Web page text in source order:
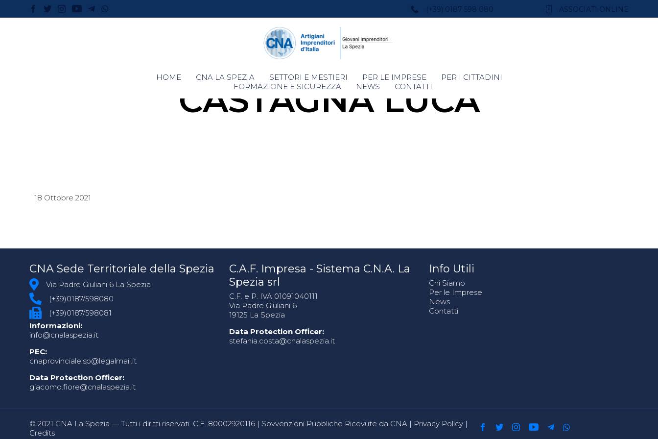
(+39) 0187 598 080 ASSOCIATI ONLINE
Skip
to
HOME CNA LA SPEZIA SETTORI E MESTIERI PER LE IMPRESE
PER I CITTADINI
FORMAZIONE E SICUREZZA
NEWS CONTATTI
CASTAGNA LUCA
18 Ottobre 2021
CNA Sede Territoriale della Spezia
Via Padre Giuliani 6 La Spezia
(+39)0187/598080
(+39)0187/598081
Informazioni:
info@cnalaspezia.it
PEC:
cnaprovinciale.sp@legalmail.it
Data Protection Officer:
giacomo.fiore@cnalaspezia.it
C.A.F. Impresa - Sistema C.N.A. La
Spezia srl
C.F. e P. IVA 01091040111
Via Padre Giuliani 6
19125 La Spezia
Data Protection Officer:
stefania.costa@cnalaspezia.it
Info Utili
Chi Siamo
Per le Imprese
News
Contatti
© 2021 CNA La Spezia — Tutti i diritti riservati. C.F. 80002920116 | Sovvenzioni Pubbliche Ricevute da CNA | Privacy Policy |
Credits